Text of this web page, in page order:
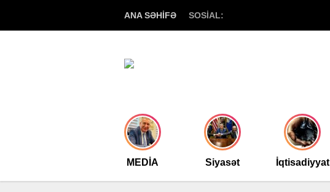
ANA SƏHİFƏ SOSİAL:
MEDİA Siyasət İqtisadiyyat